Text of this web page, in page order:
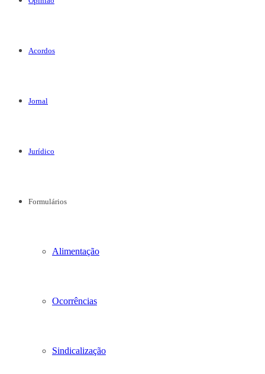
Acordos
Jornal
Jurídico
Formulários
Alimentação
Ocorrências
Sindicalização